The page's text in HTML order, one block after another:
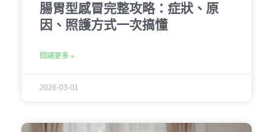
腸胃型感冒完整攻略：症狀、原
因、照護方式一次搞懂
閱讀更多 »
2026-03-01